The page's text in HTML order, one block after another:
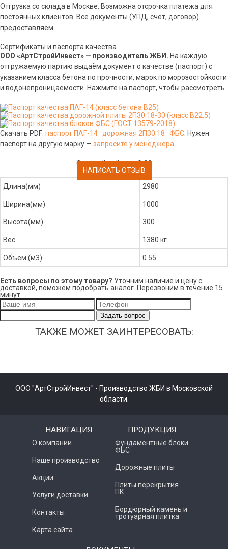
Отгрузка со склада в Москве. Возможна отсрочка платежа для
постоянных клиентов. Все документы (УПД, счёт, договор)
предоставляем.
Сертификаты и паспорта качества
ООО «АртСтройИнвест» — производитель ЖБИ. На каждую
отгружаемую партию выдаём документ о качестве (паспорт) с
указанием класса бетона по прочности, марок по морозостойкости
и водонепроницаемости. Нажмите на паспорт, чтобы рассмотреть.
Скачать PDF: паспорт ПАГ-14 · дорожная 2П30.18 · ФБС . Нужен
паспорт на другую марку — запросите у менеджера
Средний рейтинг:0.00
НАПИСАТЬ ОТЗЫВ
Длина(мм)
2980
Ширина(мм) 1000
Высота(мм) 300
Вес 1380 кг
Объем (м3) 0.55
Есть вопросы по этому товару? Уточним наличие и цену с
доставкой, поможем подобрать аналог. Перезвоним в течение 15
минут.
Задать вопрос
ТАКЖЕ МОЖЕТ ЗАИНТЕРЕСОВАТЬ:
ООО "АртСтройИнвест" - Производство ЖБИ в Московской
области.
НАВИГАЦИЯ
О компании
Наше производство
Акции
Услуги доставки
Контакты
Карта сайта
ПРОДУКЦИЯ
Фундаментные блоки
ФБС
Дорожные плиты
Плиты перекрытия
ПК
Бордюрный камень и
тротуарная плитка